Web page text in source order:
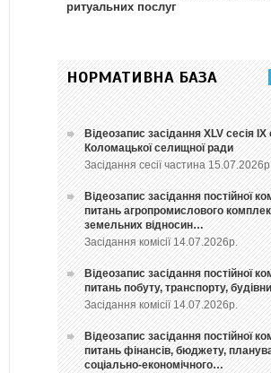
ритуальних послуг
НОРМАТИВНА БАЗА
Відеозапис засідання ХLV сесія
Коломацької селищної ради
Засідання сесії частина
Відеозапис засідання постійної
питань агропромислового
земельних відносин…
Засідання комісії 14.07.2026р.
Відеозапис засідання постійної
питань побуту, транспорту,
Засідання комісії 14.07.2026р.
Відеозапис засідання постійної
питань фінансів, бюджету,
соціально-економічного…